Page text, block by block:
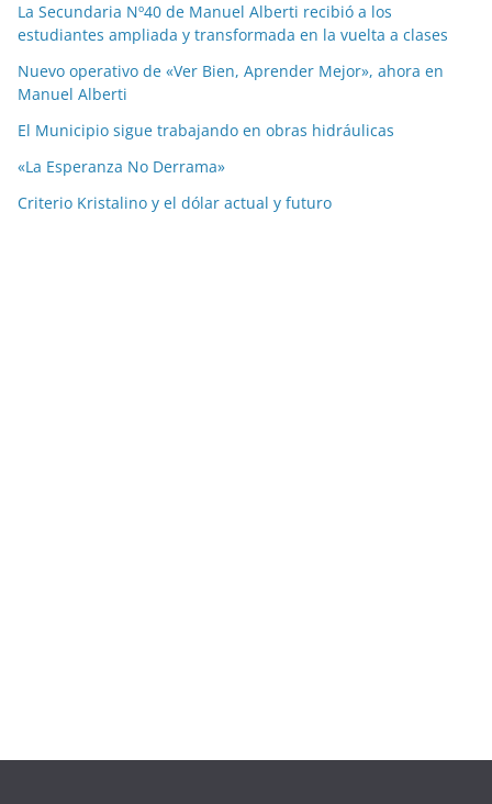
La Secundaria Nº40 de Manuel Alberti recibió a los
estudiantes ampliada y transformada en la vuelta a clases
Nuevo operativo de «Ver Bien, Aprender Mejor», ahora en
Manuel Alberti
El Municipio sigue trabajando en obras hidráulicas
«La Esperanza No Derrama»
Criterio Kristalino y el dólar actual y futuro